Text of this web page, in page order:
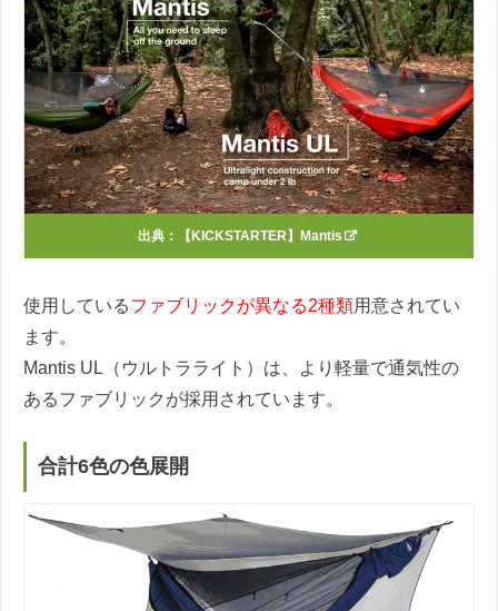
出典： 【KICKSTARTER】Mantis
使用しているファブリックが異なる2種類用意されてい
ます。
Mantis UL（ウルトラライト）は、より軽量で通気性の
あるファブリックが採用されています。
合計6色の色展開